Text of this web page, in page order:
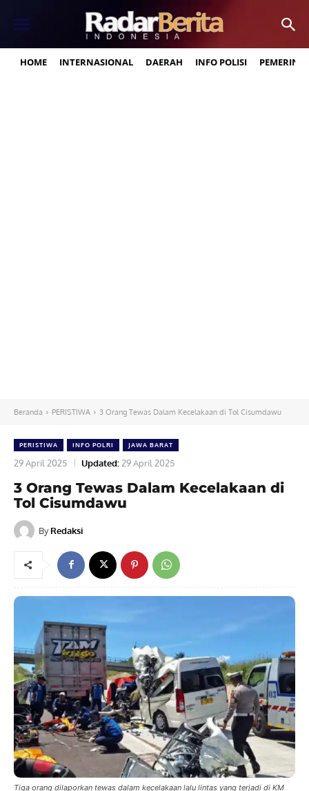
HOME INTERNASIONAL DAERAH INFO POLISI
Beranda PERISTIWA 3 Orang Tewas Dalam Kecelakaan di Tol Cisumdawu
PERISTIWA INFO POLRI JAWA BARAT
29 April 2025 Updated: 29 April 2025
3 Orang Tewas Dalam Kecelakaan di
Tol Cisumdawu
By Redaksi
Tiga orang dilaporkan tewas dalam kecelakaan lalu lintas yang terjadi di KM